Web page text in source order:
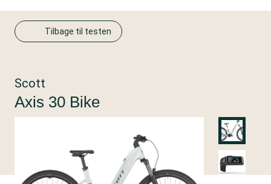
Tilbage til testen
Scott
Axis 30 Bike